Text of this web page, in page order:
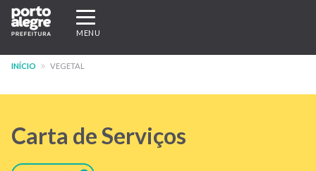
Pular
para
conteúdo
Expandir/recolher
navegação
MENU
INÍCIO VEGETAL
Carta de Serviços